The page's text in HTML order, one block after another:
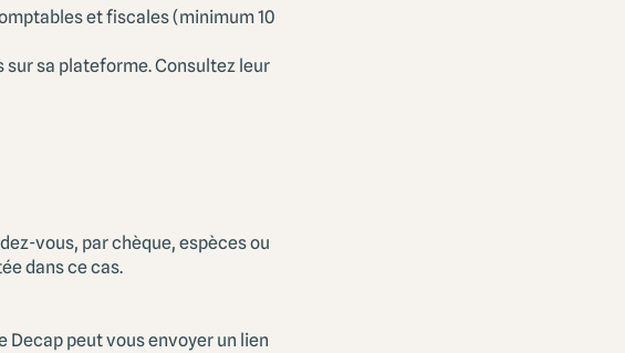
et fiscales (minimum 10
sa plateforme. Consultez leur
vous, par chèque, espèces ou
dans ce cas.
peut vous envoyer un lien